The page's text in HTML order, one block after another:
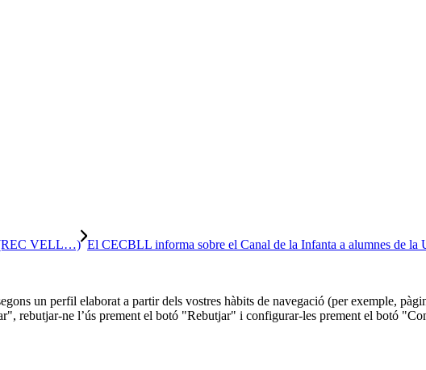
VELL…) El CECBLL informa sobre el Canal de la Infanta a alumnes de la
un perfil elaborat a partir dels vostres hàbits de navegació (per exemple,
rebutjar-ne l’ús prement el botó "Rebutjar" i configurar-les prement el botó